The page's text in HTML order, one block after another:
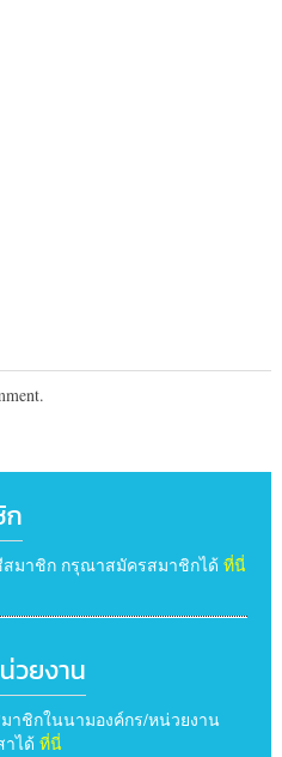
มาชิก กรุณาสมัครสมาชิกได้ ที่นี่
วยงาน
าชิกในนามองค์กร/หน่วยงาน
าได้ ที่นี่